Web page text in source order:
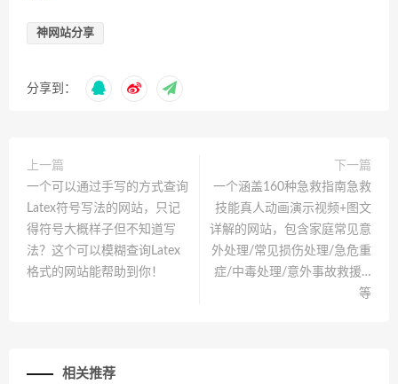
神网站分享
分享到：
上一篇
一个可以通过手写的方式查询
Latex符号写法的网站，只记
得符号大概样子但不知道写
法？这个可以模糊查询Latex
格式的网站能帮助到你！
下一篇
一个涵盖160种急救指南急救
技能真人动画演示视频+图文
详解的网站，包含家庭常见意
外处理/常见损伤处理/急危重
症/中毒处理/意外事故救援…
等
相关推荐